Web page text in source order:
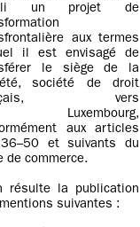
un projet de
aux termes
il est envisagé de
le siège de la
société de droit
vers
aux articles
et suivants du
de commerce.
résulte la publication
suivantes :